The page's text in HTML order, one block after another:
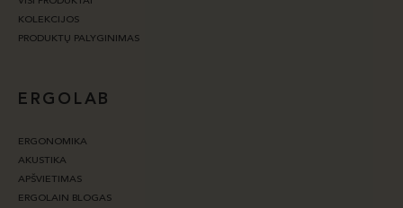
KOLEKCIJOS
PRODUKTŲ PALYGINIMAS
ERGOLAB
ERGONOMIKA
AKUSTIKA
APŠVIETIMAS
ERGOLAIN BLOGAS